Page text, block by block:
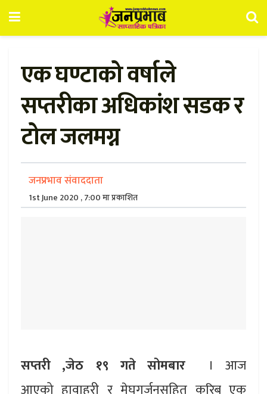
एक घण्टाको वर्षाले
सप्तरीका अधिकांश सडक र
टोल जलमग्न
जनप्रभाव संवाददाता
1st June 2020 , 7:00 मा प्रकाशित
सप्तरी ,जेठ १९ गते सोमबार । आज